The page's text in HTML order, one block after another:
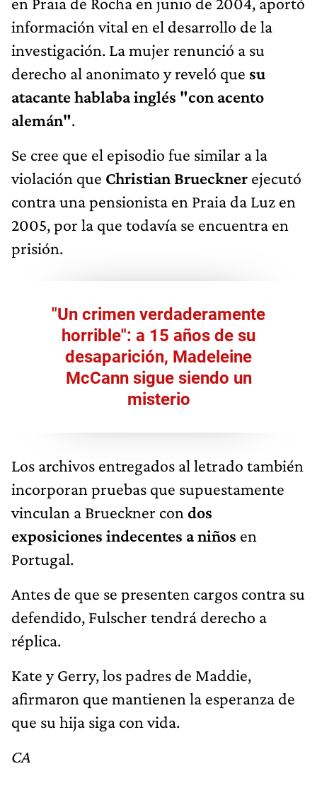
información vital en el desarrollo de la
investigación. La mujer renunció a su
derecho al anonimato y reveló que su
atacante hablaba inglés "con acento
alemán".
Se cree que el episodio fue similar a la
violación que Christian Brueckner ejecutó
contra una pensionista en Praia da Luz en
2005, por la que todavía se encuentra en
prisión.
"Un crimen verdaderamente
horrible": a 15 años de su
desaparición, Madeleine
McCann sigue siendo un
misterio
Los archivos entregados al letrado también
incorporan pruebas que supuestamente
vinculan a Brueckner con dos
exposiciones indecentes a niños en
Portugal.
Antes de que se presenten cargos contra su
defendido, Fulscher tendrá derecho a
réplica.
Kate y Gerry, los padres de Maddie,
afirmaron que mantienen la esperanza de
que su hija siga con vida.
CA